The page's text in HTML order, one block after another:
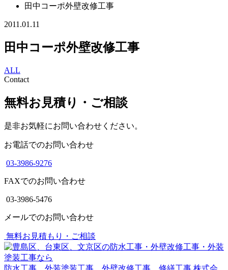
田中コーポ外壁改修工事
2011.01.11
田中コーポ外壁改修工事
ALL
Contact
無料お見積り・ご相談
是非お気軽にお問い合わせください。
お電話でのお問い合わせ
03-3986-9276
FAXでのお問い合わせ
03-3986-5476
メールでのお問い合わせ
無料お見積もり・ご相談
防水工事 外装塗装工事 外壁改修工事 修繕工事 株式会